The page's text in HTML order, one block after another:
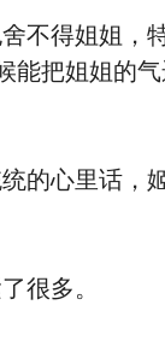
得姐姐，特
能把姐姐的
心里话，姬
多。